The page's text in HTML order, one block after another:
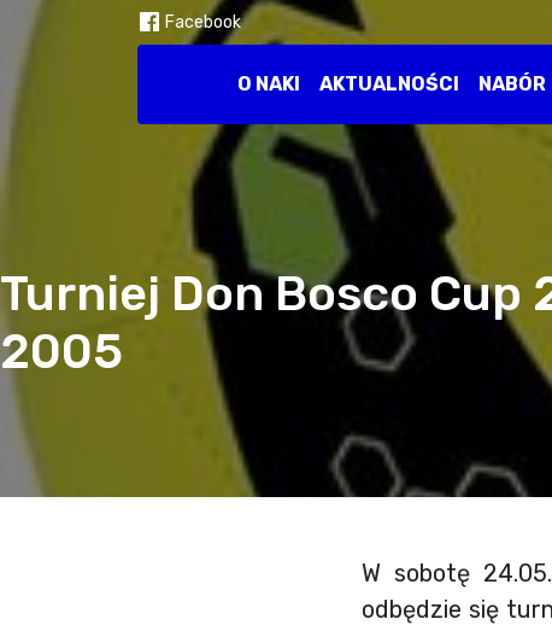
Facebook
O NAKI AKTUALNOŚCI NABÓR
Turniej Don Bosco Cup
2005
W sobotę
odbędzie się